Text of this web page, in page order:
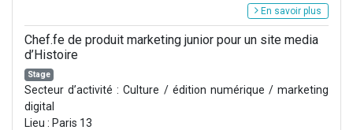
En savoir plus
Chef.fe de produit marketing junior pour un site media
d’Histoire
Stage
Secteur d’activité : Culture / édition numérique / marketing
digital
Lieu : Paris 13